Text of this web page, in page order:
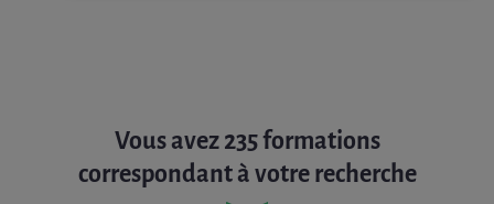
Vous avez 235 formations
correspondant à votre recherche